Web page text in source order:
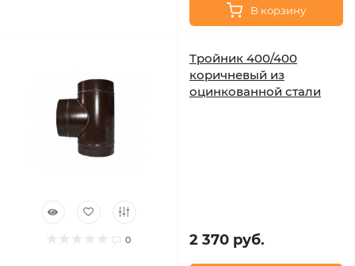
В корзину
0
Тройник 400/400
коричневый из
оцинкованной стали
2 370 руб.